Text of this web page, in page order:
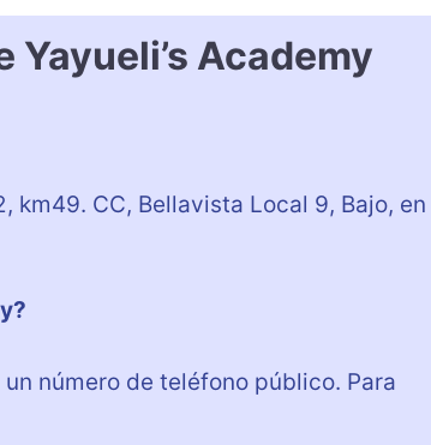
Academy
km49. CC, Bellavista Local 9, Bajo, en
número de teléfono público. Para